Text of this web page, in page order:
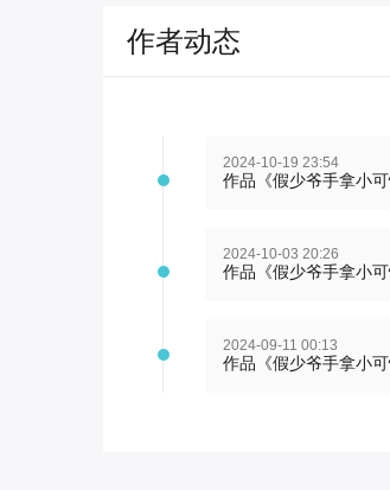
作者动态
2024-10-19 23:54
作品《假少爷手拿小
2024-10-03 20:26
作品《假少爷手拿小
2024-09-11 00:13
作品《假少爷手拿小